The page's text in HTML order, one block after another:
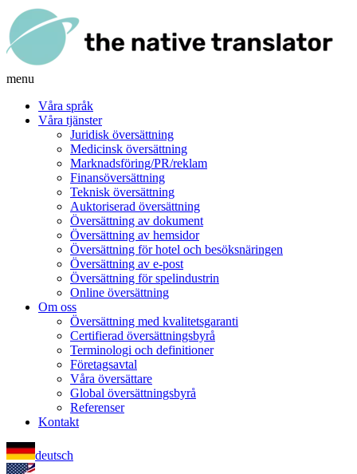
menu
Våra språk
Våra tjänster
Juridisk översättning
Medicinsk översättning
Marknadsföring/PR/reklam
Finansöversättning
Teknisk översättning
Auktoriserad översättning
Översättning av dokument
Översättning av hemsidor
Översättning för hotel och besöksnäringen
Översättning av e-post
Översättning för spelindustrin
Online översättning
Om oss
Översättning med kvalitetsgaranti
Certifierad översättningsbyrå
Terminologi och definitioner
Företagsavtal
Våra översättare
Global översättningsbyrå
Referenser
Kontakt
deutsch